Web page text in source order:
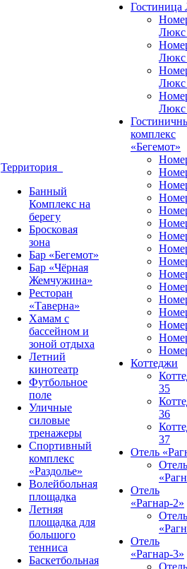
Территория
Банный
Комплекс на
берегу
Бросковая
зона
Бар «Бегемот»
Бар «Чёрная
Жемчужина»
Ресторан
«Таверна»
Хамам с
бассейном и
зоной отдыха
Летний
кинотеатр
Футбольное
поле
Уличные
силовые
тренажеры
Спортивный
комплекс
«Раздолье»
Волейбольная
площадка
Летняя
площадка для
большого
тенниса
Баскетбольная
комплекс
«Бегемот»
Коттеджи
35
36
37
Отель
Отель
Отель
«Рагнар-2»
Отель
Отель
«Рагнар-3»
Отель